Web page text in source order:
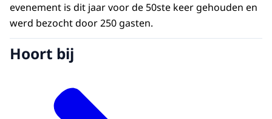
evenement is dit jaar voor de 50ste keer gehouden en
werd bezocht door 250 gasten.
Hoort bij